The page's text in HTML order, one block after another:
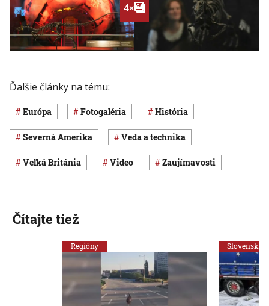
4×
Ďalšie články na tému:
Európa Fotogaléria história
Severná Amerika Veda a technika
Veľká Británia Video Zaujímavosti
Čítajte tiež
Regióny Slovensko